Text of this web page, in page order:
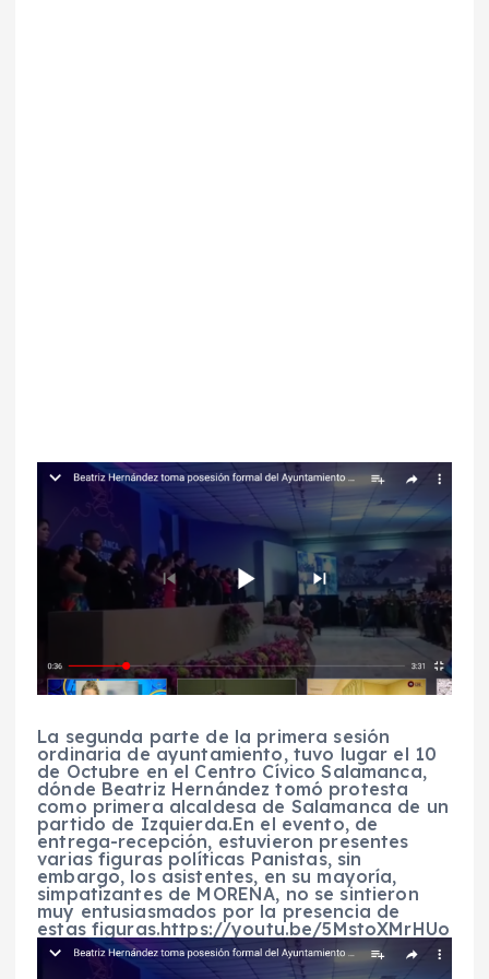
La segunda parte de la primera sesión
ordinaria de ayuntamiento, tuvo lugar el 10
de Octubre en el Centro Cívico Salamanca,
dónde Beatriz Hernández tomó protesta
como primera alcaldesa de Salamanca de un
partido de Izquierda.En el evento, de
entrega-recepción, estuvieron presentes
varias figuras políticas Panistas, sin
embargo, los asistentes, en su mayoría,
simpatizantes de MORENA, no se sintieron
muy entusiasmados por la presencia de
estas figuras.https://youtu.be/5MstoXMrHUo